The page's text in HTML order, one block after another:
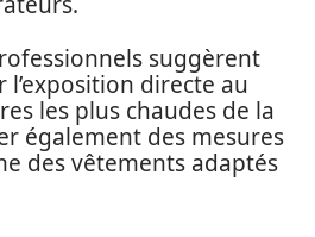
suggèrent
l’exposition directe au
les plus chaudes de la
également des mesures
des vêtements adaptés